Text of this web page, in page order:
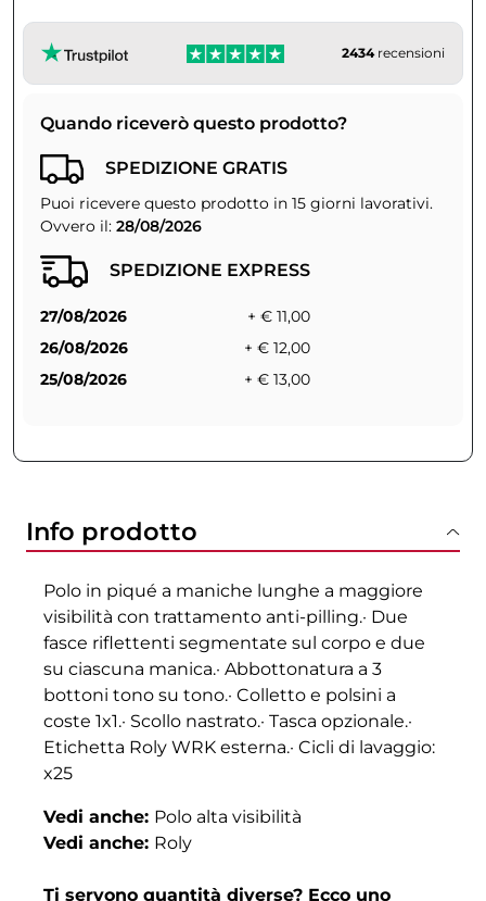
2434recensioni
Quando riceverò questo prodotto?
SPEDIZIONE GRATIS
Puoi ricevere questo prodotto in 15 giorni lavorativi.
Ovvero il: 28/08/2026
SPEDIZIONE EXPRESS
27/08/2026
+ € 11,00
26/08/2026
+ € 12,00
25/08/2026
+ € 13,00
Info prodotto
Polo in piqué a maniche lunghe a maggiore
visibilità con trattamento anti-pilling.· Due
fasce riflettenti segmentate sul corpo e due
su ciascuna manica.· Abbottonatura a 3
bottoni tono su tono.· Colletto e polsini a
coste 1x1.· Scollo nastrato.· Tasca opzionale.·
Etichetta Roly WRK esterna.· Cicli di lavaggio:
x25
Vedi anche: Polo alta visibilità
Vedi anche: Roly
Ti servono quantità diverse? Ecco uno